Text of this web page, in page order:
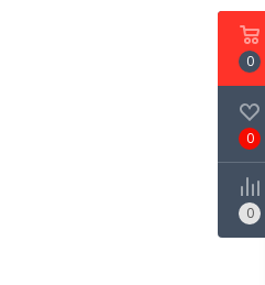
0
0
0